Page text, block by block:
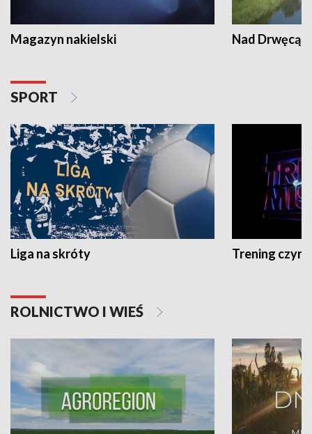
Magazyn nakielski Nad Drwęcą
SPORT
Liga na skróty Trening czyni
ROLNICTWO I WIEŚ